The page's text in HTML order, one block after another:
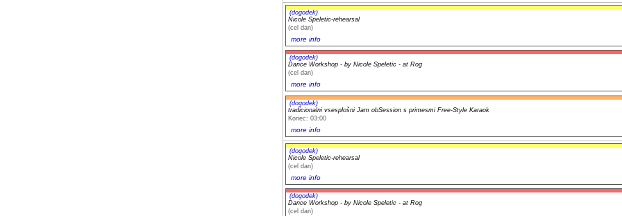
(dogodek)
Nicole Speletic-rehearsal
(cel dan)
more info
(dogodek)
Dance Workshop - by Nicole Speletic - at Rog
(cel dan)
more info
(dogodek)
tradicionalni vsesplošni Jam obSession s primesmi Free-Style Karaok
Konec: 03:00
more info
(dogodek)
Nicole Speletic-rehearsal
(cel dan)
more info
(dogodek)
Dance Workshop - by Nicole Speletic - at Rog
(cel dan)